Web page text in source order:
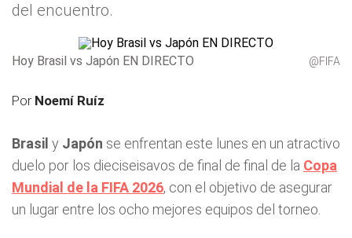
del encuentro.
Hoy Brasil vs Japón EN DIRECTO @FIFA
Por Noemí Ruíz
Brasil y Japón se enfrentan este lunes en un atractivo
duelo por los dieciseisavos de final de final de la Copa
Mundial de la FIFA 2026, con el objetivo de asegurar
un lugar entre los ocho mejores equipos del torneo.